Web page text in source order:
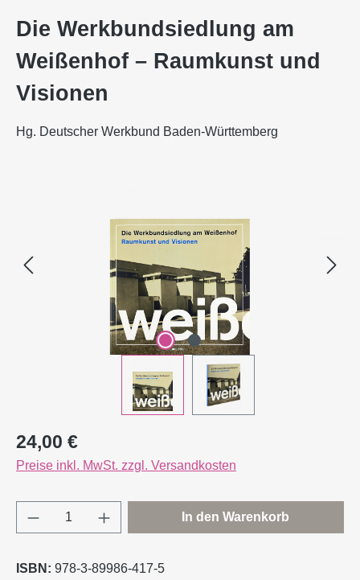
Die Werkbundsiedlung am
Weißenhof – Raumkunst und
Visionen
Hg. Deutscher Werkbund Baden-Württemberg
Regulärer Preis:
24,00 €
Preise inkl. MwSt. zzgl. Versandkosten
Produkt Anzahl: Gib den gewünschten
In den Warenkorb
ISBN: 978-3-89986-417-5